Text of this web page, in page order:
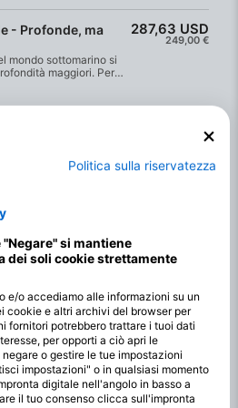
- Profonde, ma
mondo sottomarino si
maggiori. Per
sicuro e rilassato sono
287,63 USD
249,00 €
e visibilità limitata -
è di solito al
della luce. Inoltre, ci
offrono solo una luce
in queste
e abilità
nell'ambito di
includono i requisiti
attrezzature speciali e
della comunicazione.
include 2 immersioni
sono incluse.
206,77 USD
Politica sulla riservatezza
si mantiene
dei soli cookie strettamente
e/o accediamo alle informazioni su un
cookie e altri archivi del browser per
fornitori potrebbero trattare i tuoi dati
per opporti a ciò apri le
o gestire le tue impostazioni
impostazioni" o in qualsiasi momento
digitale nell'angolo in basso a
il tuo consenso clicca sull'impronta